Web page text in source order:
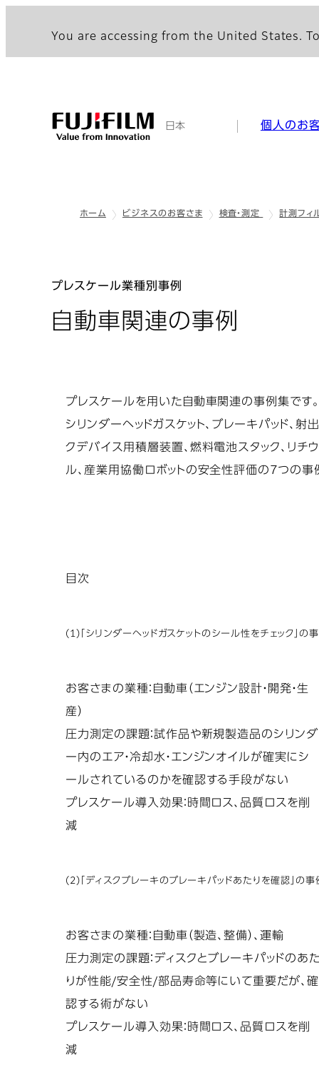
You are accessing from the United States.
日本 個人のお
ホーム ビジネスのお客さま 検査・測定 計測フィ
プレスケール業種別事例
自動車関連の事例
プレスケールを用いた自動車関連の事例集です
シリンダーヘッドガスケット、ブレーキパッド、射
クデバイス用積層装置、燃料電池スタック、リチ
ル、産業用協働ロボットの安全性評価の7つの事
目次
(1)「シリンダーヘッドガスケットのシール性をチェック」の
お客さまの業種：自動車（エンジン設計・開発・生
産）
圧力測定の課題：試作品や新規製造品のシリンダ
ー内のエア・冷却水・エンジンオイルが確実にシ
ールされているのかを確認する手段がない
プレスケール導入効果：時間ロス、品質ロスを削
減
(2)「ディスクブレーキのブレーキパッドあたりを確認」の事
お客さまの業種：自動車（製造、整備）、運輸
圧力測定の課題：ディスクとブレーキパッドのあ
りが性能/安全性/部品寿命等にいて重要だが、確
認する術がない
プレスケール導入効果：時間ロス、品質ロスを削
減